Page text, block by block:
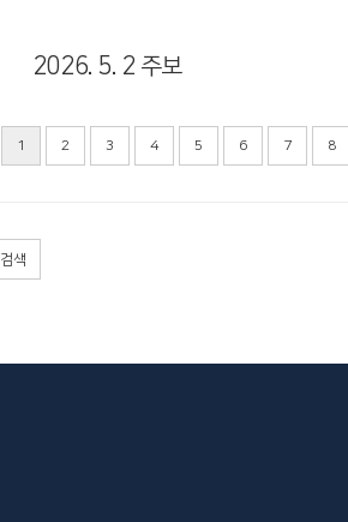
2026. 5. 2 주보
1 2 3 4 5 6 7 8
검색